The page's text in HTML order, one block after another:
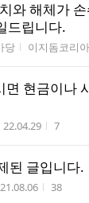
와 해체가
드립니다.
당 작성자
이지돔코리아
면 현금이나
작성시간
22.04.29 조회수
7
된 글입니다.
자
작성시간
21.08.06 조회수
38